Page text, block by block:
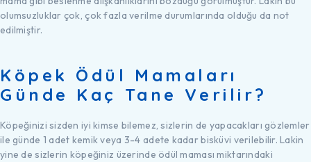
olumsuzluklar çok, çok fazla verilme durumlarında olduğu da not
edilmiştir.
Köpek Ödül Mamaları
Günde Kaç Tane Verilir?
Köpeğinizi sizden iyi kimse bilemez, sizlerin de yapacakları gözlemler
ile günde 1 adet kemik veya 3-4 adete kadar bisküvi verilebilir. Lakin
yine de sizlerin köpeğiniz üzerinde ödül maması miktarındaki